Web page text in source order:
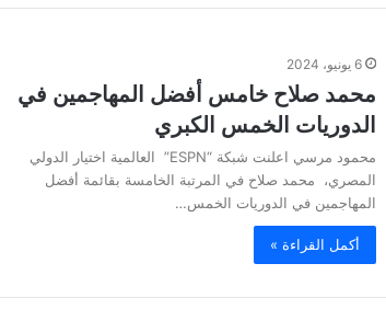
6 يونيو، 2024
محمد صلاح خامس أفضل المهاجمين في
الدوريات الخمس الكبري
محمود مرسي اعلنت شبكة “ESPN” العالمية اختيار الدولي
المصري، محمد صلاح في المرتبة الخامسة بقائمة أفضل
المهاجمين في الدوريات الخمس…
أكمل القراءة »